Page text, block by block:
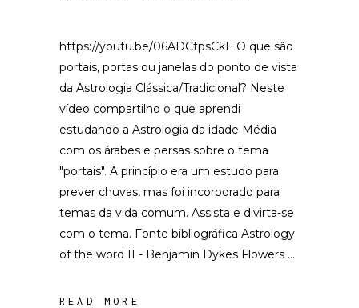
https://youtu.be/06ADCtpsCkE O que são
portais, portas ou janelas do ponto de vista
da Astrologia Clássica/Tradicional? Neste
vídeo compartilho o que aprendi
estudando a Astrologia da idade Média
com os árabes e persas sobre o tema
"portais". A princípio era um estudo para
prever chuvas, mas foi incorporado para
temas da vida comum. Assista e divirta-se
com o tema. Fonte bibliográfica Astrology
of the word II - Benjamin Dykes Flowers
READ MORE